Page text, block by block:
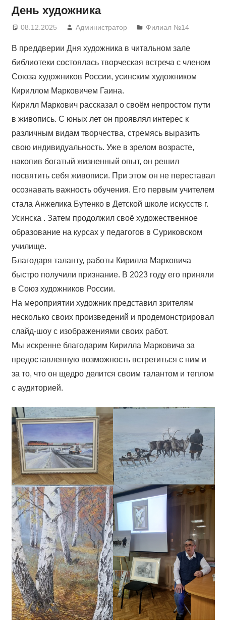
День художника
08.12.2025 Администратор Филиал №14
В преддверии Дня художника в читальном зале
библиотеки состоялась творческая встреча с членом
Союза художников России, усинским художником
Кириллом Марковичем Гаина.
Кирилл Маркович рассказал о своём непростом пути
в живопись. С юных лет он проявлял интерес к
различным видам творчества, стремясь выразить
свою индивидуальность. Уже в зрелом возрасте,
накопив богатый жизненный опыт, он решил
посвятить себя живописи. При этом он не переставал
осознавать важность обучения. Его первым учителем
стала Анжелика Бутенко в Детской школе искусств г.
Усинска . Затем продолжил своё художественное
образование на курсах у педагогов в Суриковском
училище.
Благодаря таланту, работы Кирилла Марковича
быстро получили признание. В 2023 году его приняли
в Союз художников России.
На мероприятии художник представил зрителям
несколько своих произведений и продемонстрировал
слайд-шоу с изображениями своих работ.
Мы искренне благодарим Кирилла Марковича за
предоставленную возможность встретиться с ним и
за то, что он щедро делится своим талантом и теплом
с аудиторией.